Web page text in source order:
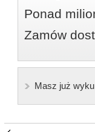
Ponad
Zamów
Masz już